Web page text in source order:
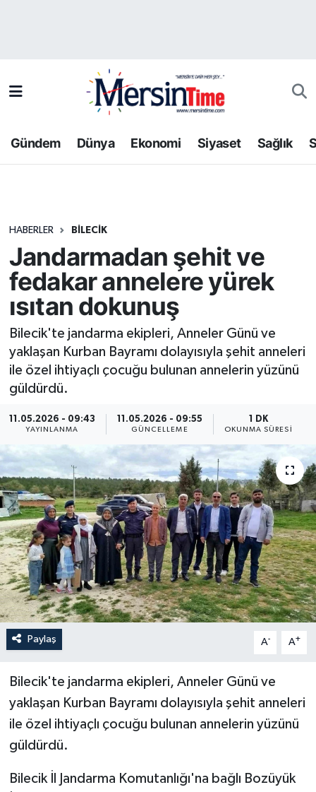
Gündem Dünya Ekonomi Siyaset Sağlık
HABERLER BILECIK
Jandarmadan şehit ve
fedakar annelere yürek
ısıtan dokunuş
Bilecik'te jandarma ekipleri, Anneler Günü ve
yaklaşan Kurban Bayramı dolayısıyla şehit anneleri
ile özel ihtiyaçlı çocuğu bulunan annelerin yüzünü
güldürdü.
11.05.2026 - 09:43
YAYINLANMA
11.05.2026 - 09:55
GÜNCELLEME
1 DK
OKUNMA SÜRESI
Paylaş A- A+
Bilecik'te jandarma ekipleri, Anneler Günü ve
yaklaşan Kurban Bayramı dolayısıyla şehit anneleri
ile özel ihtiyaçlı çocuğu bulunan annelerin yüzünü
güldürdü.
Bilecik İl Jandarma Komutanlığı'na bağlı Bozüyük
Bilim-Teknoloji
Dünya
Ekonomi
Gündem
Kültür-Sanat
Resmi İlan
Sağlık
Siyaset
Spor
Yaşam
Trafik Durumu
Tüm Manşetler
Haber Arşivi